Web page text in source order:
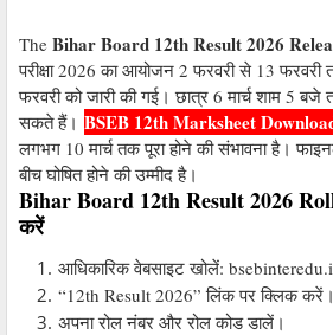
The Bihar Board 12th Result 2026
परीक्षा 2026 का आयोजन 2 फरवरी से 13
फरवरी को जारी की गई। छात्र 6 मार्च शाम 5 बजे
सकते हैं। BSEB 12th Marksheet
लगभग 10 मार्च तक पूरा होने की संभावना है।
बीच घोषित होने की उम्मीद है।
Bihar Board 12th Result 2026
करें
आधिकारिक वेबसाइट खोलें:
“12th Result 2026” लिंक पर क्लिक करें।
अपना रोल नंबर और रोल कोड डालें।